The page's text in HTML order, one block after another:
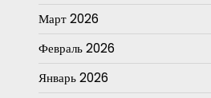
Март 2026
Февраль 2026
Январь 2026